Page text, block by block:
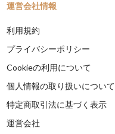
運営会社情報
利用規約
プライバシーポリシー
Cookieの利用について
個人情報の取り扱いについて
特定商取引法に基づく表示
運営会社